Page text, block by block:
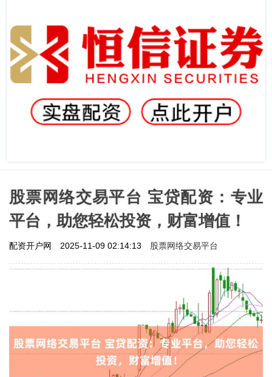
股票网络交易平台 宝贷配资：专业
平台，助您轻松投资，财富增值！
配资开户网 2025-11-09 02:14:13 股票网络交易平台